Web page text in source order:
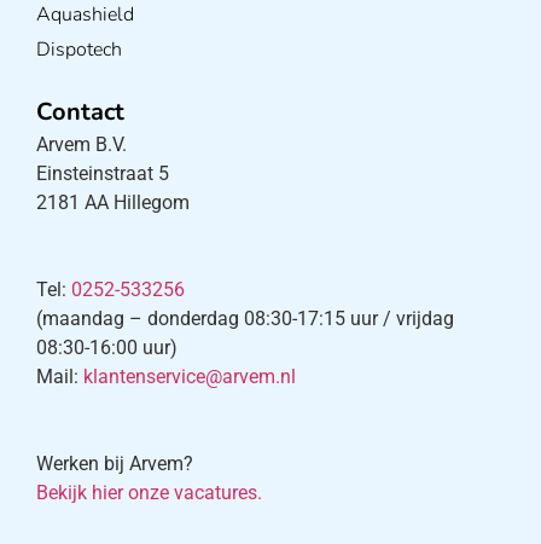
Aquashield
Dispotech
Contact
Arvem B.V.
Einsteinstraat 5
2181 AA Hillegom
Tel: 0252-533256
(maandag – donderdag 08:30-17:15 uur / vrijdag
08:30-16:00 uur)
Mail: klantenservice@arvem.nl
Werken bij Arvem?
Bekijk hier onze vacatures.